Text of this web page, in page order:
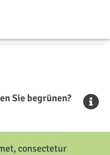
Sie begrünen?
consectetur